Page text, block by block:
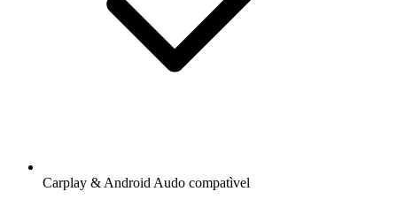
Carplay & Android Audo compatìvel